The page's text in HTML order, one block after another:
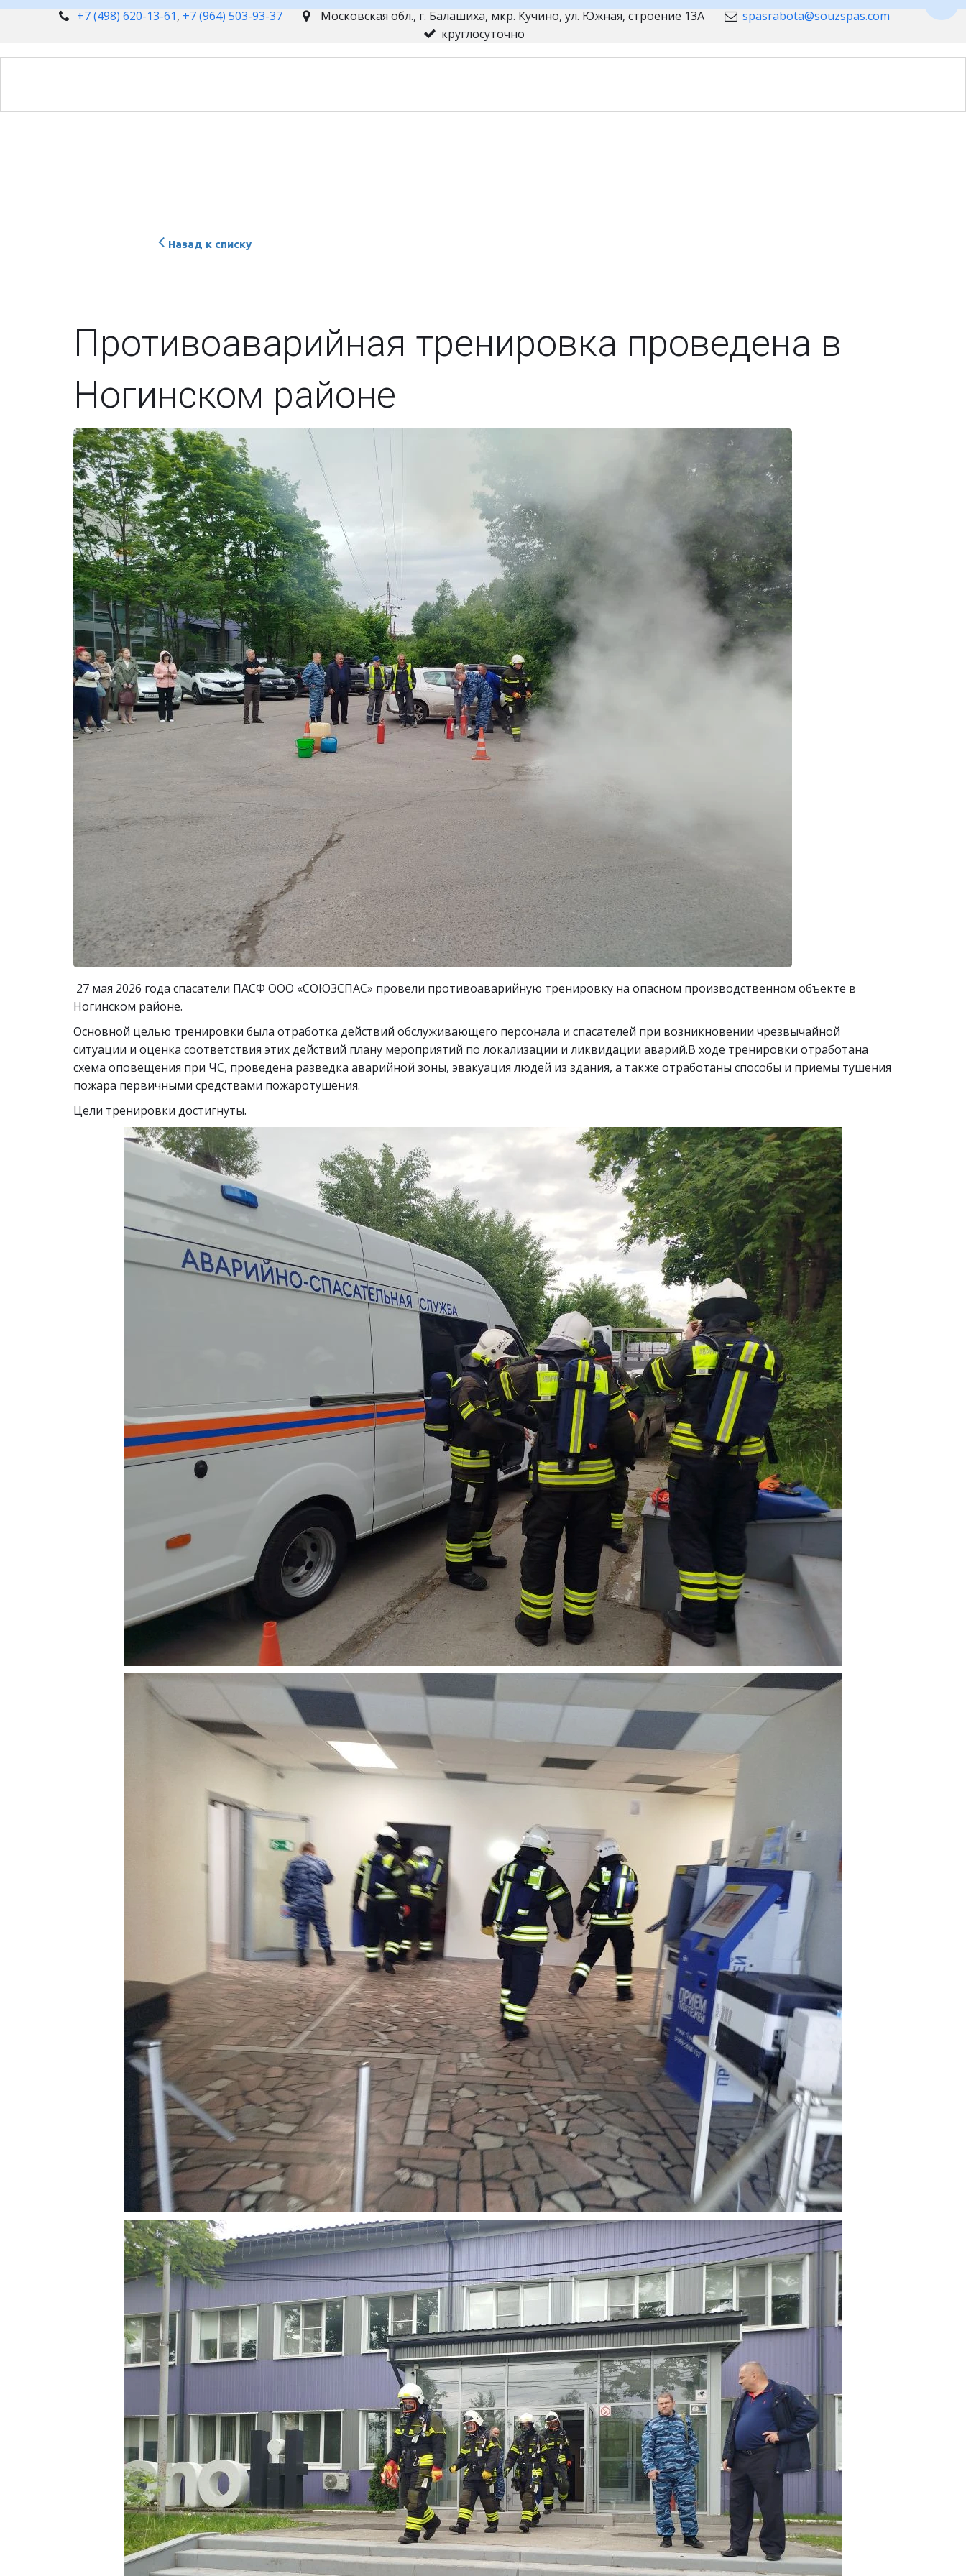
+7 (498) 620-13-61, +7 (964) 503-93-37 Московская обл., г. Балашиха, мкр. Кучино, ул. Южная, строение 13А
spasrabota@souzspas.com
круглосуточно
Назад к списку
Противоаварийная тренировка проведена в
Ногинском районе
27 мая 2026 года спасатели ПАСФ ООО «СОЮЗСПАС» провели противоаварийную тренировку на опасном производственном объекте в
Ногинском районе.
Основной целью тренировки была отработка действий обслуживающего персонала и спасателей при возникновении чрезвычайной
ситуации и оценка соответствия этих действий плану мероприятий по локализации и ликвидации аварий.В ходе тренировки отработана
схема оповещения при ЧС, проведена разведка аварийной зоны, эвакуация людей из здания, а также отработаны способы и приемы тушения
пожара первичными средствами пожаротушения.
Цели тренировки достигнуты.